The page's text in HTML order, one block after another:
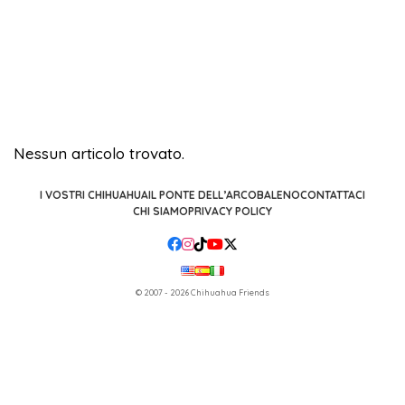
Nessun articolo trovato.
I VOSTRI CHIHUAHUAIL PONTE DELL’ARCOBALENOCONTATTACI
CHI SIAMOPRIVACY POLICY
© 2007 - 2026 Chihuahua Friends